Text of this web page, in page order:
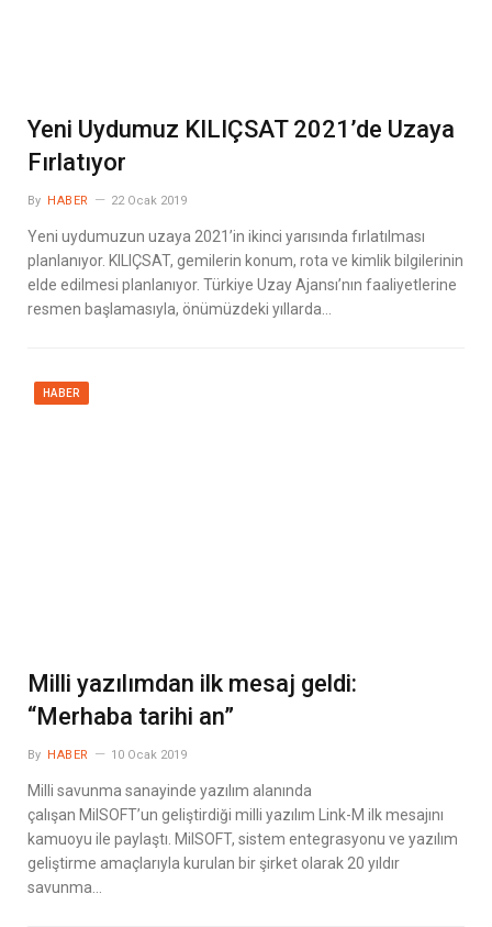
Yeni Uydumuz KILIÇSAT 2021’de Uzaya
Fırlatıyor
By HABER 22 Ocak 2019
Yeni uydumuzun uzaya 2021’in ikinci yarısında fırlatılması
planlanıyor. KILIÇSAT, gemilerin konum, rota ve kimlik bilgilerinin
elde edilmesi planlanıyor. Türkiye Uzay Ajansı’nın faaliyetlerine
resmen başlamasıyla, önümüzdeki yıllarda…
HABER
Milli yazılımdan ilk mesaj geldi:
“Merhaba tarihi an”
By HABER 10 Ocak 2019
Milli savunma sanayinde yazılım alanında
çalışan MilSOFT’un geliştirdiği milli yazılım Link-M ilk mesajını
kamuoyu ile paylaştı. MilSOFT, sistem entegrasyonu ve yazılım
geliştirme amaçlarıyla kurulan bir şirket olarak 20 yıldır
savunma…